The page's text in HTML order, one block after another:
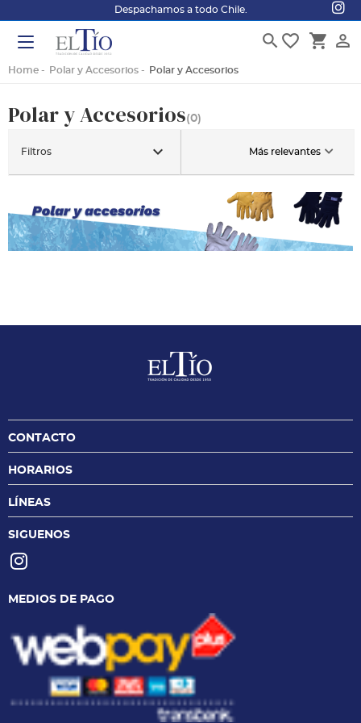
Despachamos a todo Chile.
person_outline
shopping_cart
favorite_border
search
Home Polar y Accesorios Polar y Accesorios
Polar y Accesorios(0)
Más relevantes
Filtros keyboard_arrow_down
CONTACTO
HORARIOS
LÍNEAS
SIGUENOS
MEDIOS DE PAGO